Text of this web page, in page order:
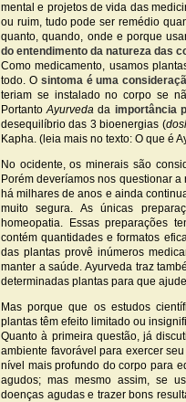
mental e projetos de vida das
ou ruim, tudo pode ser remédio
quanto, quando, onde e porque
do entendimento da natureza das
Como medicamento, usamos
todo. O sintoma é uma
teriam se instalado no corpo se
PortantoAyurveda da importância
desequilíbrio das 3 bioenergias (
Kapha. (leia mais no texto: O que é
No ocidente, os minerais são
Porém deveríamos nos questionar
há milhares de anos e ainda
muito segura. As únicas
homeopatia. Essas preparações
contém quantidades e formatos
das plantas provê inúmeros
manter a saúde. Ayurveda traz
determinadas plantas para que
Mas porque que os estudos
plantas têm efeito limitado ou
Quanto à primeira questão, já
ambiente favorável para exercer
nível mais profundo do corpo para
agudos; mas mesmo assim, se
doenças agudas e trazer bons